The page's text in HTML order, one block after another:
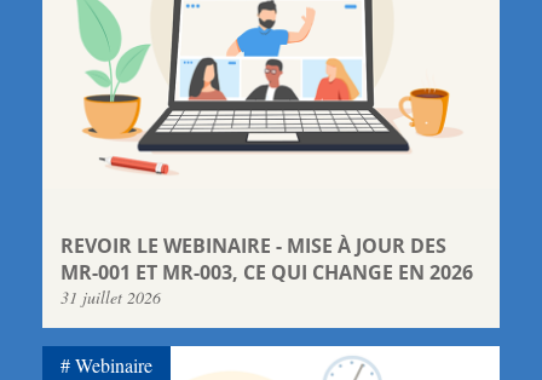
REVOIR LE WEBINAIRE - MISE À JOUR DES
MR-001 ET MR-003, CE QUI CHANGE EN 2026
31 juillet 2026
Webinaire